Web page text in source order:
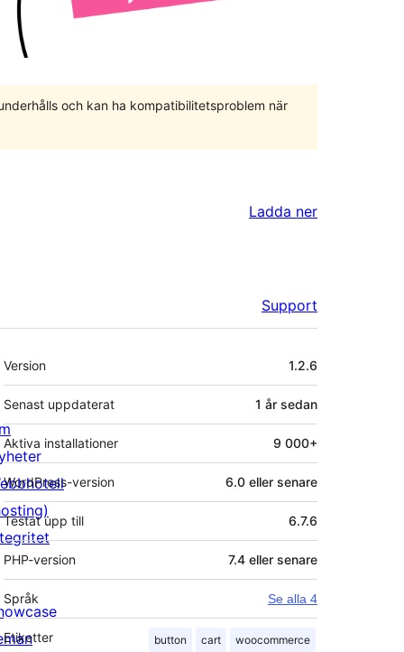
och kan ha kompatibilitetsproblem när
Ladda ner
Support
Meta
Version 1.2.6
Senast uppdaterat 1 år sedan
Aktiva installationer 9 000+
WordPress-version 6.0 eller senare
Testat upp till 6.7.6
PHP-version 7.4 eller senare
Språk Se alla 4
Etiketter button cart woocommerce